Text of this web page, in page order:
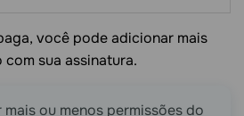
você pode adicionar mais
sua assinatura.
ou menos permissões do